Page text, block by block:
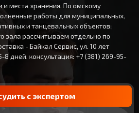
и места хранения. По омскому
работы для муниципальных,
и танцевальных объектов;
зала рассчитываем отдельно по
- Байкал Сервис, ул. 10 лет
8 дней, консультация: +7 (381) 269-95-
с экспертом